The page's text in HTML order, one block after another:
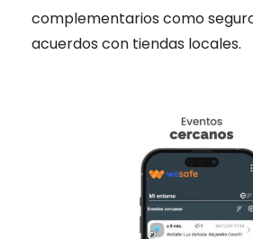
complementarios como
acuerdos con tiendas locales.